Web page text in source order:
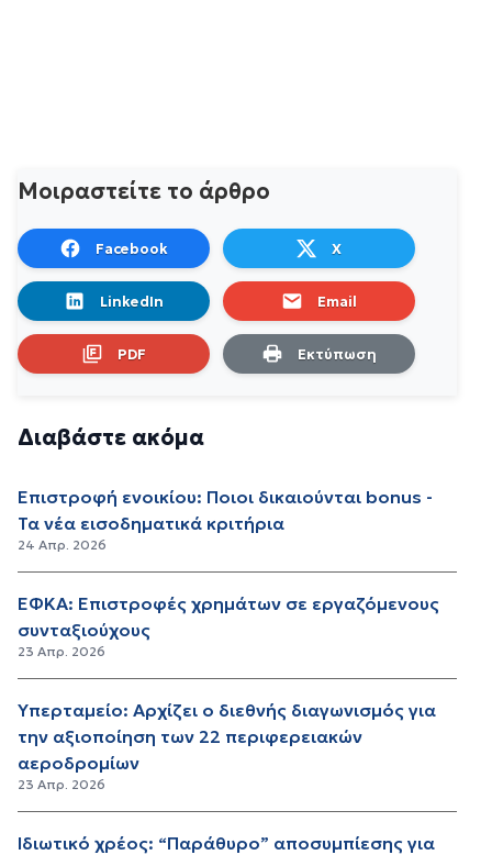
Μοιραστείτε το άρθρο
Facebook X
LinkedIn Email
PDF Εκτύπωση
Διαβάστε ακόμα
Επιστροφή ενοικίου: Ποιοι δικαιούνται bonus -
Τα νέα εισοδηματικά κριτήρια
24 Απρ. 2026
ΕΦΚΑ: Επιστροφές χρημάτων σε εργαζόμενους
συνταξιούχους
23 Απρ. 2026
Υπερταμείο: Αρχίζει ο διεθνής διαγωνισμός για
την αξιοποίηση των 22 περιφερειακών
αεροδρομίων
23 Απρ. 2026
Ιδιωτικό χρέος: “Παράθυρο” αποσυμπίεσης για